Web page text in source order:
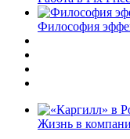
Философия
Жизнь в